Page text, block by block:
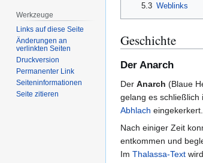
5.3 Weblinks
Geschichte
Der Anarch
Der Anarch (Blaue
gelang es schließlich
Abhlach eingekerkert.
Nach einiger Zeit
entkommen und
Im Thalassa-Text
Werkzeuge
Links auf diese Seite
Änderungen an
verlinkten Seiten
Druckversion
Permanenter Link
Seiten­­informationen
Seite zitieren